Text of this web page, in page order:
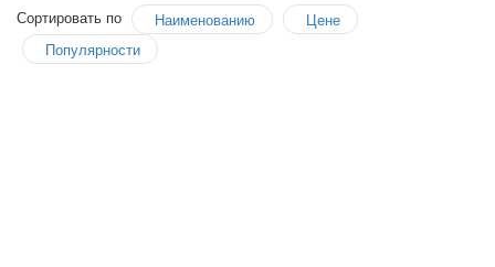
Сортировать по Наименованию
Цене
Популярности